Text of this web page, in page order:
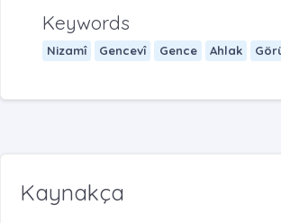
Keywords
Nizamî Gencevî Gence Ahlak
Kaynakça